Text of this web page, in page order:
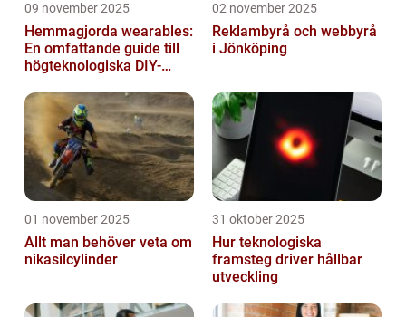
09 november 2025
Hemmagjorda wearables:
En omfattande guide till
högteknologiska DIY-
02 november 2025
Reklambyrå och webbyrå
i Jönköping
01 november 2025
Allt man behöver veta om
nikasilcylinder
31 oktober 2025
Hur teknologiska
framsteg driver hållbar
utveckling